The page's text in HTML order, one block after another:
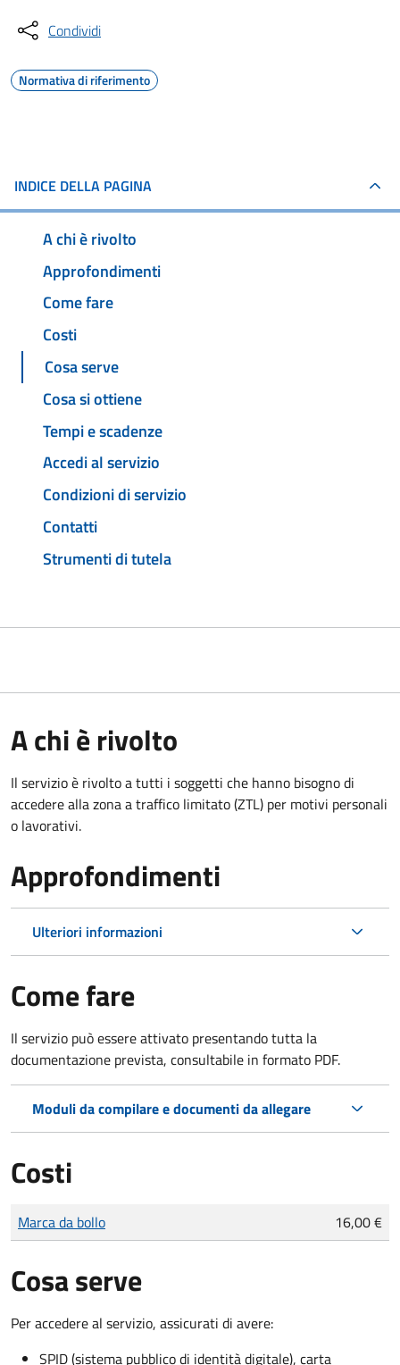
Condividi
Normativa di riferimento
INDICE DELLA PAGINA
A chi è rivolto
Approfondimenti
Come fare
Costi
Cosa serve
Cosa si ottiene
Tempi e scadenze
Accedi al servizio
Condizioni di servizio
Contatti
Strumenti di tutela
A chi è rivolto
Il servizio è rivolto a tutti i soggetti che hanno bisogno di
accedere alla zona a traffico limitato (ZTL) per motivi personali
o lavorativi.
Approfondimenti
Ulteriori informazioni
Come fare
Il servizio può essere attivato presentando tutta la
documentazione prevista, consultabile in formato PDF.
Moduli da compilare e documenti da allegare
Costi
Tipo di pagamento
Importo
Marca da bollo 16,00 €
Cosa serve
Per accedere al servizio, assicurati di avere:
SPID (sistema pubblico di identità digitale), carta